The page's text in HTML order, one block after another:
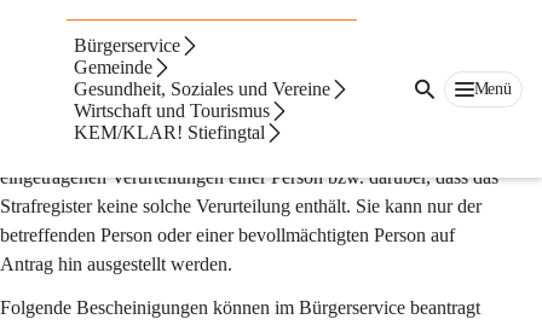
Bürgerservice
Gemeinde
Gesundheit, Soziales und Vereine
Wirtschaft und Tourismus
KEM/KLAR! Stiefingtal
Menü
STRAFREGISTERBESCHEINIGUNG
Strafregisterbescheinigung (früher: Leumunds-, Führungs-
oder Sittenzeugnis oder sogenanntes polizeiliches
Führungszeugnis) gibt Auskunft über die im Strafregister
eingetragenen Verurteilungen einer Person bzw. darüber, dass das
Strafregister keine solche Verurteilung enthält. Sie kann nur der
betreffenden Person oder einer bevollmächtigten Person auf
Antrag hin ausgestellt werden.
Folgende Bescheinigungen können im Bürgerservice beantragt